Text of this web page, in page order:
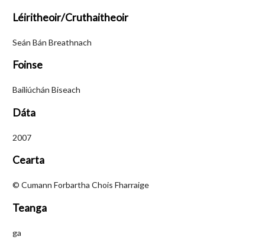
Léiritheoir/Cruthaitheoir
Seán Bán Breathnach
Foinse
Bailiúchán Biseach
Dáta
2007
Cearta
© Cumann Forbartha Chois Fharraige
Teanga
ga